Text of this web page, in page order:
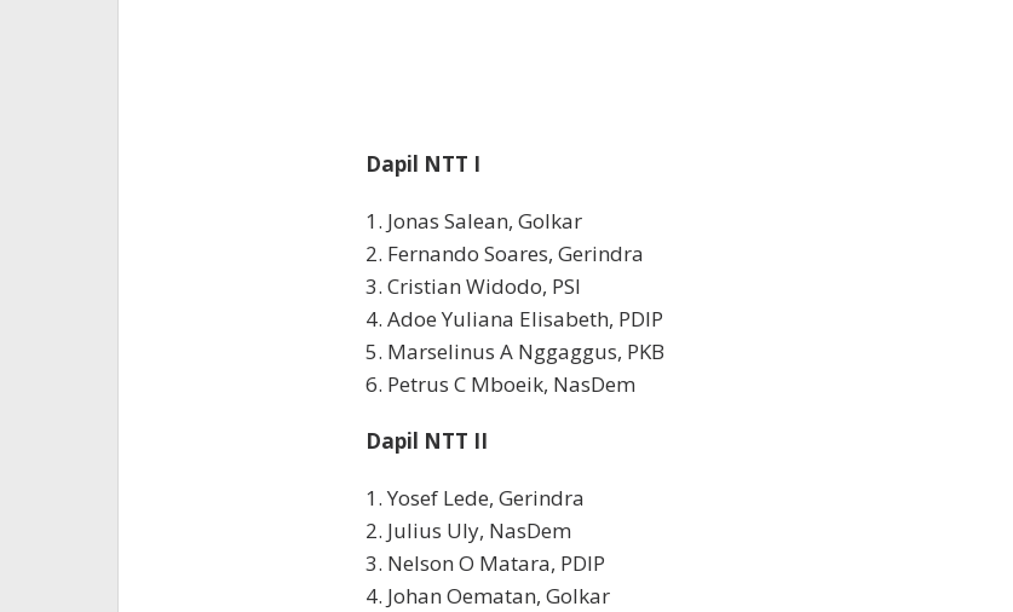
Dapil NTT I
1. Jonas Salean, Golkar
2. Fernando Soares, Gerindra
3. Cristian Widodo, PSI
4. Adoe Yuliana Elisabeth, PDIP
5. Marselinus A Nggaggus, PKB
6. Petrus C Mboeik, NasDem
Dapil NTT II
1. Yosef Lede, Gerindra
2. Julius Uly, NasDem
3. Nelson O Matara, PDIP
4. Johan Oematan, Golkar